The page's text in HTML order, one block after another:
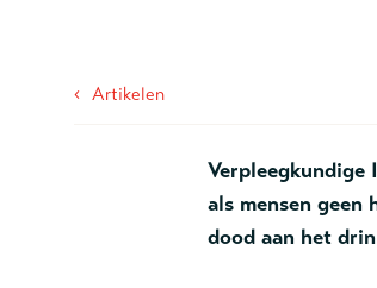
‹ Artikelen
als mensen
dood aan het